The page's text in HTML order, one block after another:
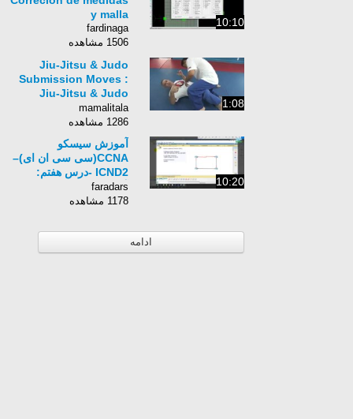
10:10
y malla
fardinaga
1506 مشاهده
1:08
Jiu-Jitsu & Judo
Submission Moves :
Jiu-Jitsu & Judo
Submission Moves:
Knee Locks
mamalitala
1286 مشاهده
10:20
آموزش سیسکو
CCNA(سی سی ان ای)–
ICND2 -درس هفتم:
آشنایی با پروتکل
faradars
1178 مشاهده
ادامه